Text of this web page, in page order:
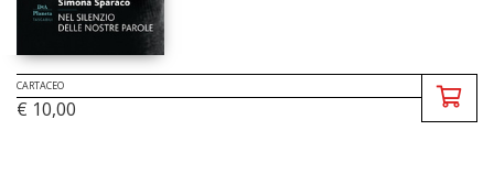
CARTACEO
€ 10,00